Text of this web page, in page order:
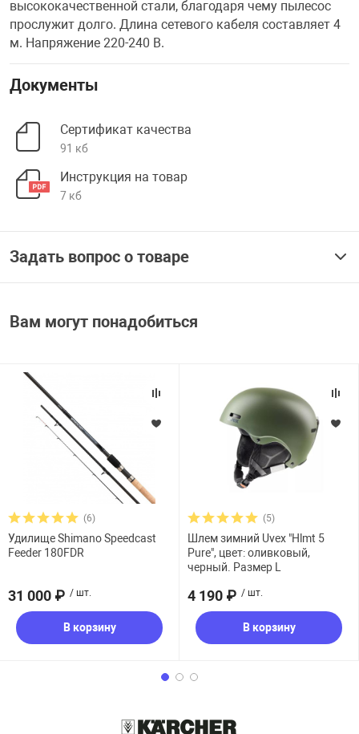
высококачественной стали, благодаря чему пылесос
прослужит долго. Длина сетевого кабеля составляет 4
м. Напряжение 220-240 В.
Документы
Сертификат качества
91 кб
Инструкция на товар
7 кб
Задать вопрос о товаре
Вам могут понадобиться
(6)
Удилище Shimano Speedcast
Feeder 180FDR
31 000 ₽ / шт.
В корзину
(5)
Шлем зимний Uvex "Hlmt 5
Pure", цвет: оливковый,
черный. Размер L
4 190 ₽ / шт.
В корзину